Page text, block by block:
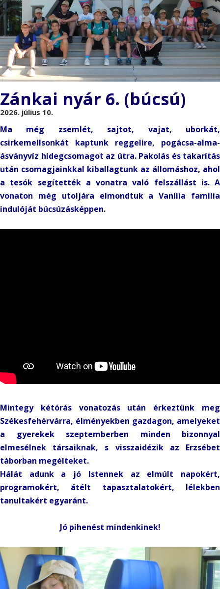
Zánkai nyár 6. (búcsú)
2026. július 10.
Ma még zsemlét, sajtot, vajat, uborkát,
csirkemellsonkát kaptunk reggelire, pogácsa-alma-
ásványvíz hidegcsomagot az útra. Pakolás és takarítás
után csomagjainkkal kiballagtunk az állomáshoz, ahol
a tesók segítették a vonatra való felszállást is. A
vonaton még utoljára elmondtuk a Vanília família
indulóját búcsúzásképpen.
Mintegy kétórás vonatozás után érkeztünk meg
Székesfehérvárra, élményekben gazdagon, amelyeket
a gyerekek szeptemberben minden bizonnyal
elmesélnek társaiknak, s visszaidézik az Erzsébet
táborban megélteket.
Hálát adunk a jó Istennek az elmúlt napokért,
programokért, átélt tapasztalatokért, lélekben
tanultakért egyaránt.
Jó pihenést mindenkinek!